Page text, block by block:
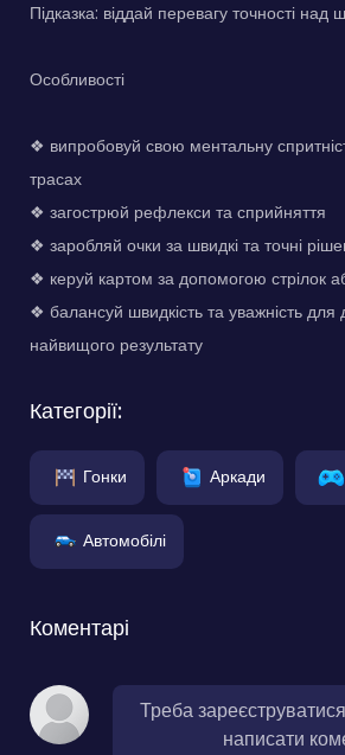
Підказка: віддай перевагу точності над
Особливості
❖ випробовуй свою ментальну
трасах
❖ загострюй рефлекси та сприйняття
❖ заробляй очки за швидкі та точні
❖ керуй картом за допомогою стрілок
❖ балансуй швидкість та уважність для
найвищого результату
Категорії:
Гонки Аркади
Автомобілі
Коментарі
Треба
написати